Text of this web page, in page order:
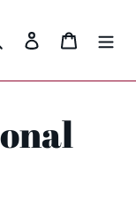
Buscar IngresarCarrito